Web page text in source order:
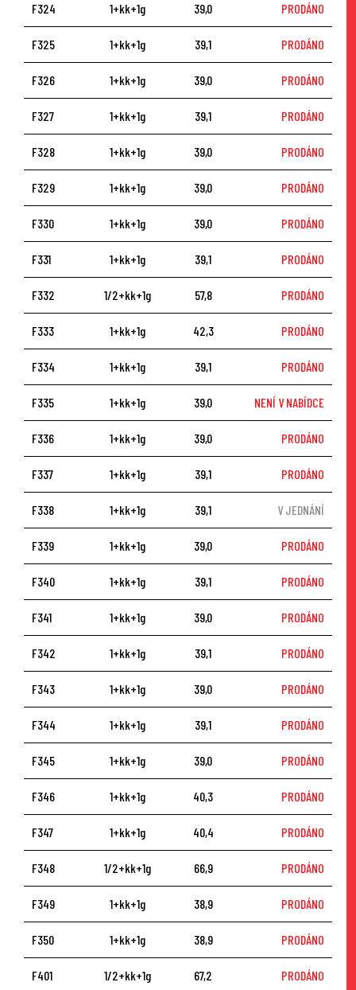
F324 1+kk+1g 39,0 PRODÁNO
F325 1+kk+1g 39,1 PRODÁNO
F326 1+kk+1g 39,0 PRODÁNO
F327 1+kk+1g 39,1 PRODÁNO
F328 1+kk+1g 39,0 PRODÁNO
F329 1+kk+1g 39,0 PRODÁNO
F330 1+kk+1g 39,0 PRODÁNO
F331 1+kk+1g 39,1 PRODÁNO
F332 1/2+kk+1g 57,8 PRODÁNO
F333 1+kk+1g 42,3 PRODÁNO
F334 1+kk+1g 39,1 PRODÁNO
F335 1+kk+1g 39,0 NENÍ V NABÍDCE
F336 1+kk+1g 39,0 PRODÁNO
F337 1+kk+1g 39,1 PRODÁNO
F338 1+kk+1g 39,1 V JEDNÁNÍ
F339 1+kk+1g 39,0 PRODÁNO
F340 1+kk+1g 39,1 PRODÁNO
F341 1+kk+1g 39,0 PRODÁNO
F342 1+kk+1g 39,1 PRODÁNO
F343 1+kk+1g 39,0 PRODÁNO
F344 1+kk+1g 39,1 PRODÁNO
F345 1+kk+1g 39,0 PRODÁNO
F346 1+kk+1g 40,3 PRODÁNO
F347 1+kk+1g 40,4 PRODÁNO
F348 1/2+kk+1g 66,9 PRODÁNO
F349 1+kk+1g 38,9 PRODÁNO
F350 1+kk+1g 38,9 PRODÁNO
F401 1/2+kk+1g 67,2 PRODÁNO